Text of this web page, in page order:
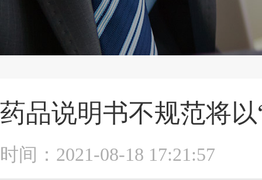
药品说明书不规范将
时间：2021-08-18 17:21:57